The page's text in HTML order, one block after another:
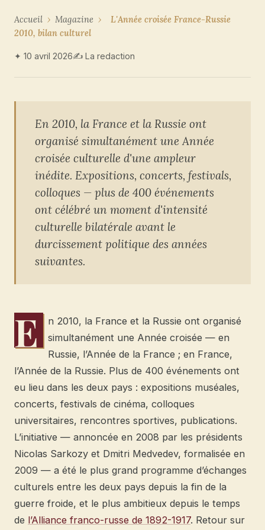
Accueil › Magazine ›
L'Année croisée France-Russie
2010, bilan culturel
✦ 10 avril 2026✍ La redaction
En 2010, la France et la Russie ont
organisé simultanément une Année
croisée culturelle d'une ampleur
inédite. Expositions, concerts, festivals,
colloques — plus de 400 événements
ont célébré un moment d'intensité
culturelle bilatérale avant le
durcissement politique des années
suivantes.
E
n 2010, la France et la Russie ont organisé
simultanément une Année croisée — en
Russie, l’Année de la France ; en France,
l’Année de la Russie. Plus de 400 événements ont
eu lieu dans les deux pays : expositions muséales,
concerts, festivals de cinéma, colloques
universitaires, rencontres sportives, publications.
L’initiative — annoncée en 2008 par les présidents
Nicolas Sarkozy et Dmitri Medvedev, formalisée en
2009 — a été le plus grand programme d’échanges
culturels entre les deux pays depuis la fin de la
guerre froide, et le plus ambitieux depuis le temps
de l’Alliance franco-russe de 1892-1917. Retour sur